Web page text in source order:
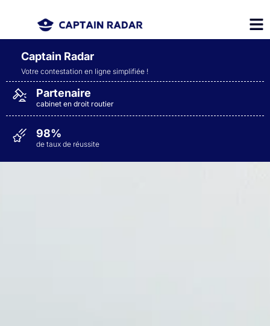
Captain Radar
Votre contestation en ligne simplifiée !
98%
de taux de réussite
Partenaire
cabinet en droit routier